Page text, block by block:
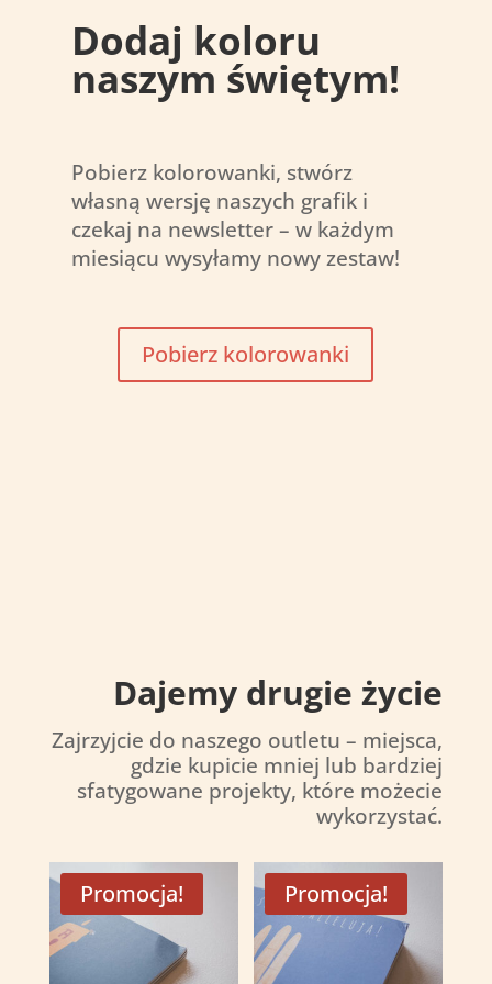
Dodaj koloru
naszym świętym!
Pobierz kolorowanki, stwórz
własną wersję naszych grafik i
czekaj na newsletter – w każdym
miesiącu wysyłamy nowy zestaw!
Pobierz kolorowanki
Dajemy drugie życie
Zajrzyjcie do naszego outletu – miejsca,
gdzie kupicie mniej lub bardziej
sfatygowane projekty, które możecie
wykorzystać.
Promocja! Promocja!